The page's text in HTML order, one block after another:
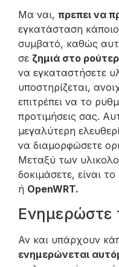
Μα ναι, πρεπει να
εγκατάσταση
συμβατό, καθώς
σε ζημιά στο
να εγκαταστήσετε
υποστηρίζεται,
επιτρέπει να το
προτιμήσεις σας.
μεγαλύτερη
να διαμορφώσετε
Μεταξύ των
δοκιμάσετε, είναι το
ή OpenWRT.
Ενημερώστε
Αν και υπάρχουν
ενημερώνεται